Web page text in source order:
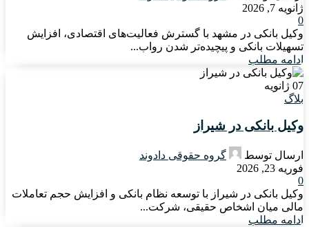
ژانویه 7, 2026
0
وکیل بانکی در مشهد با گسترش فعالیت‌های اقتصادی، افزایش
تسهیلات بانکی و پیچیده‌تر شدن رواب...
ادامه مطلب
07 ژانویه
بلاگ
وکیل بانکی در شیراز
ارسال توسط
گروه حقوقی دادوند
فوریه 23, 2026
0
وکیل بانکی در شیراز با توسعه نظام بانکی و افزایش حجم تعاملات
مالی میان اشخاص حقیقی، شرکت‌...
ادامه مطلب